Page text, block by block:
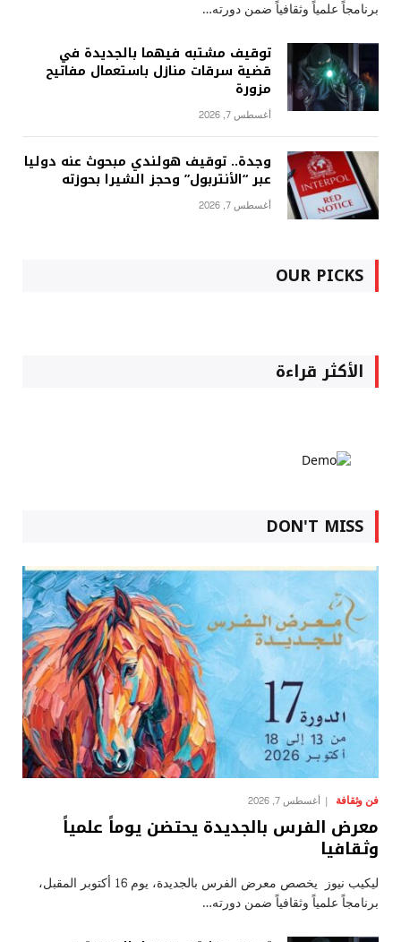
برنامجاً علمياً وثقافياً ضمن دورته…
توقيف مشتبه فيهما بالجديدة في
قضية سرقات منازل باستعمال مفاتيح
مزورة
أغسطس 7, 2026
وجدة.. توقيف هولندي مبحوث عنه دوليا
عبر “الأنتربول” وحجز الشيرا بحوزته
أغسطس 7, 2026
OUR PICKS
الأكثر قراءة
DON'T MISS
فن وثقافة أغسطس 7, 2026
معرض الفرس بالجديدة يحتضن يوماً علمياً
وثقافيا
ليكيب نيوز يخصص معرض الفرس بالجديدة، يوم 16 أكتوبر المقبل،
برنامجاً علمياً وثقافياً ضمن دورته…